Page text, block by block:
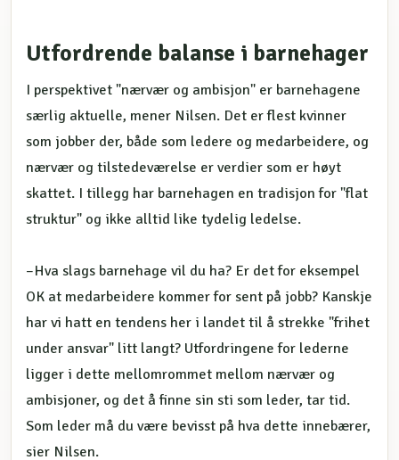
Utfordrende balanse i barnehager
I perspektivet "nærvær og ambisjon" er barnehagene
særlig aktuelle, mener Nilsen. Det er flest kvinner
som jobber der, både som ledere og medarbeidere, og
nærvær og tilstedeværelse er verdier som er høyt
skattet. I tillegg har barnehagen en tradisjon for "flat
struktur" og ikke alltid like tydelig ledelse.
–Hva slags barnehage vil du ha? Er det for eksempel
OK at medarbeidere kommer for sent på jobb? Kanskje
har vi hatt en tendens her i landet til å strekke "frihet
under ansvar" litt langt? Utfordringene for lederne
ligger i dette mellomrommet mellom nærvær og
ambisjoner, og det å finne sin sti som leder, tar tid.
Som leder må du være bevisst på hva dette innebærer,
sier Nilsen.